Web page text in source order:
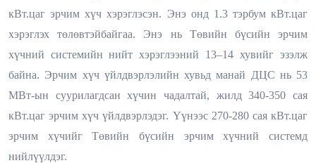
кВт.цаг эрчим хүч хэрэглэсэн. Энэ онд 1.3 тэрбум кВт.цаг
хэрэглэх төлөвтэйбайгаа. Энэ нь Төвийн бүсийн эрчим
хүчний системийн нийт хэрэглээний 13–14 хувийг эзэлж
байна. Эрчим хүч үйлдвэрлэлийн хувьд манай ДЦС нь 53
МВт-ын суурилагдсан хүчин чадалтай, жилд 340-350 сая
кВт.цаг эрчим хүч үйлдвэрлэдэг. Үүнээс 270-280 сая кВт.цаг
эрчим хүчийгТөвийн бүсийн эрчим хүчний системд
нийлүүлдэг.